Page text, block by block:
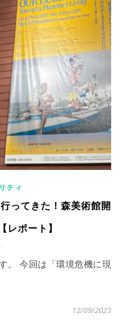
ティ
ってきた！森美術館開
レポート】
12/09/2023